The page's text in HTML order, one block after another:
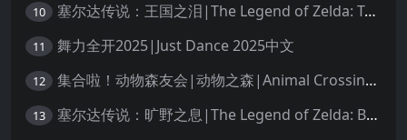
10 塞尔达传说：王国之泪|The Legend of Zelda: Tears of the Kingdom中文
11 舞力全开2025|Just Dance 2025中文
12 集合啦！动物森友会|动物之森|Animal Crossing: New Horizons中文
13
塞尔达传说：旷野之息|The Legend of Zelda: Breath of the Wild中文